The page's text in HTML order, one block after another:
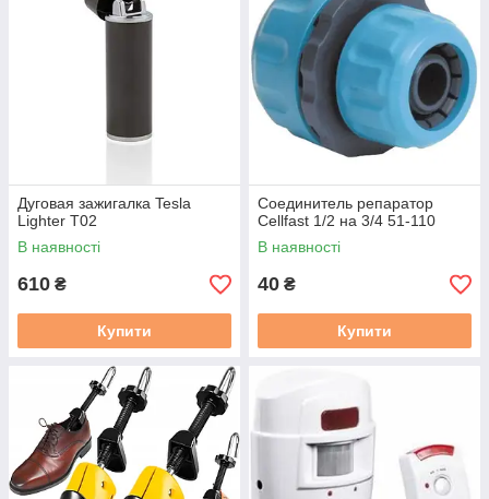
Дуговая зажигалка Tesla
Lighter T02
В наявності
610 ₴
Купити
Соединитель репаратор
Cellfast 1/2 на 3/4 51-110
В наявності
40 ₴
Купити